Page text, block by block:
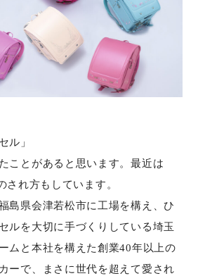
ル」
ことがあると思います。最近は
され方もしています。
島県会津若松市に工場を構え、ひ
ルを大切に手づくりしている埼玉
ムと本社を構えた創業40年以上の
ーで、まさに世代を超えて愛され